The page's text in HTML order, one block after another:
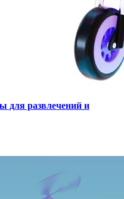
для развлечений и